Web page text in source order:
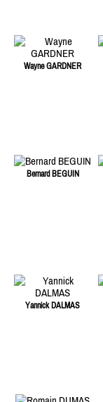
Wayne GARDNER
Bernard BEGUIN
Yannick DALMAS